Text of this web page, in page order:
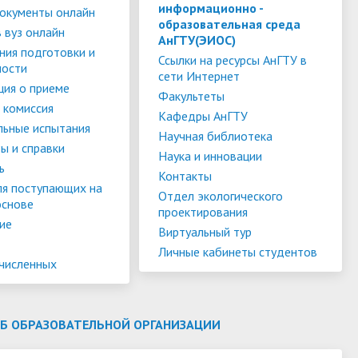
Финансово-хозяйственная
деятельность
Организация питания в
образовательной организации
Информация Министерства науки и
высшего образования РФ
Международное сотрудничество
Информационная поддержка
сотрудников и обучающихся по
вопросам коронавирусной
инфекции и организации
дистанционного обучения
платной основе
Для поступающих из ДНР, ЛНР,
Запорожской области и
Херсонской области
Дополнительный прием
онлайн
онлайн
подготовки и
о приеме
испытания
и справки
поступающих на
информационно -
образовательная среда
АнГТУ(ЭИОС)
Ссылки на ресурсы АнГТУ в
сети Интернет
Факультеты
Кафедры АнГТУ
Научная библиотека
Наука и инновации
Контакты
Отдел экологического
проектирования
Виртуальный тур
Личные кабинеты студентов
ОБРАЗОВАТЕЛЬНОЙ ОРГАНИЗАЦИИ